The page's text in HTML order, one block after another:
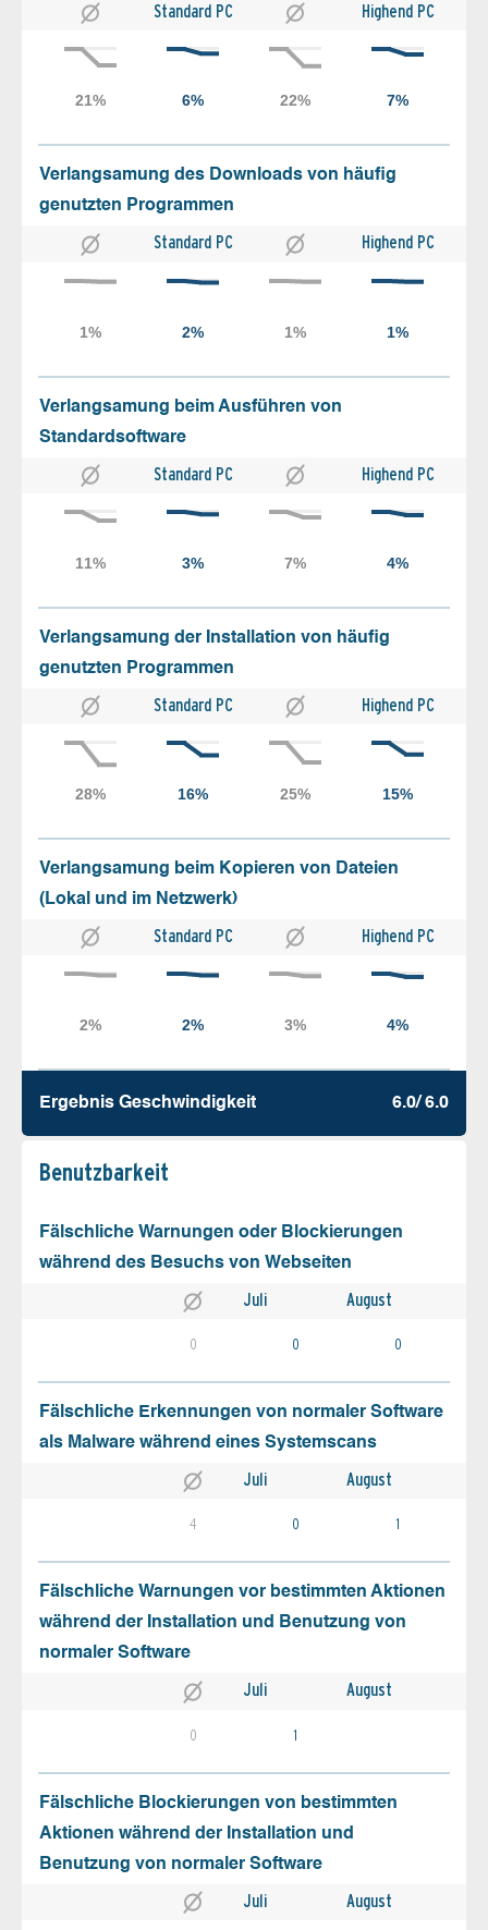
Standard PC Highend PC
Verlangsamung des Downloads von häufig
genutzten Programmen
Standard PC Highend PC
Verlangsamung beim Ausführen von
Standardsoftware
Standard PC Highend PC
Verlangsamung der Installation von häufig
genutzten Programmen
Standard PC Highend PC
Verlangsamung beim Kopieren von Dateien
(Lokal und im Netzwerk)
Standard PC Highend PC
Ergebnis Geschw­indigkeit 6.0/ 6.0
Benutz­barkeit
Fälschliche Warnungen oder Blockierungen
während des Besuchs von Webseiten
Juli August
0 0 0
Fälschliche Erkennungen von normaler Software
als Malware während eines Systemscans
Juli August
4 0 1
Fälschliche Warnungen vor bestimmten Aktionen
während der Installation und Benutzung von
normaler Software
Juli August
0 1
Fälschliche Blockierungen von bestimmten
Aktionen während der Installation und
Benutzung von normaler Software
Juli August